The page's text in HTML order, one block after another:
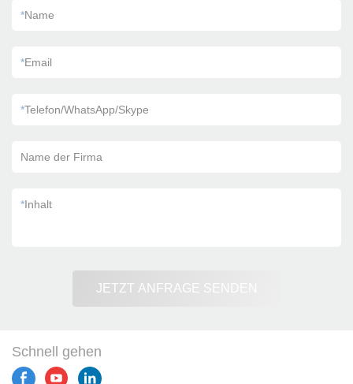
*Name
*Email
*Telefon/WhatsApp/Skype
Name der Firma
*Inhalt
JETZT ANFRAGE SENDEN
Schnell gehen